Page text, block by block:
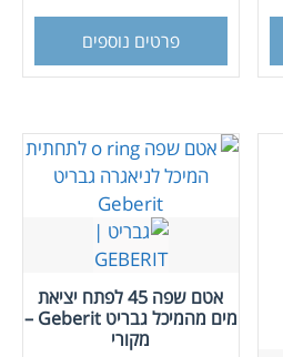
פרטים נוספים
אטם שפה 45 לפתח יציאת
מים מהמיכל גבריט Geberit –
מקורי